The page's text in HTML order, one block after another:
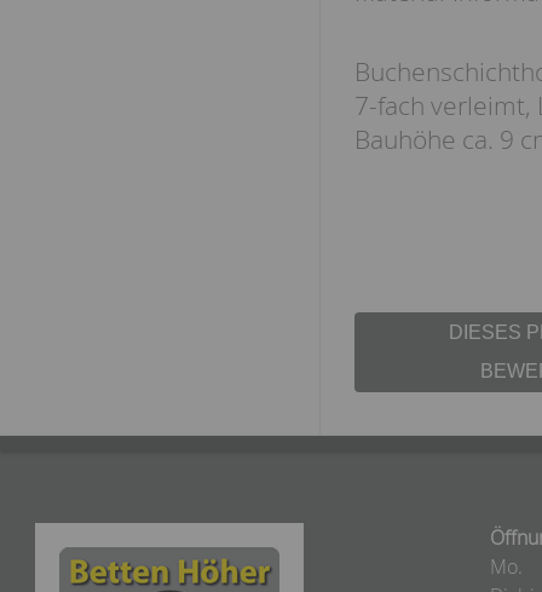
7-fach verleimt,
Bauhöhe ca. 9
DIESES
Mo.